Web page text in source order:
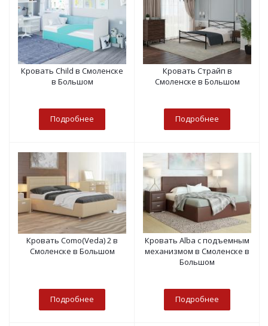
Кровать Child в Смоленске
в Большом
Подробнее
Кровать Страйп в
Смоленске в Большом
Подробнее
Кровать Como(Veda) 2 в
Смоленске в Большом
Подробнее
Кровать Alba с подъемным
механизмом в Смоленске в
Большом
Подробнее